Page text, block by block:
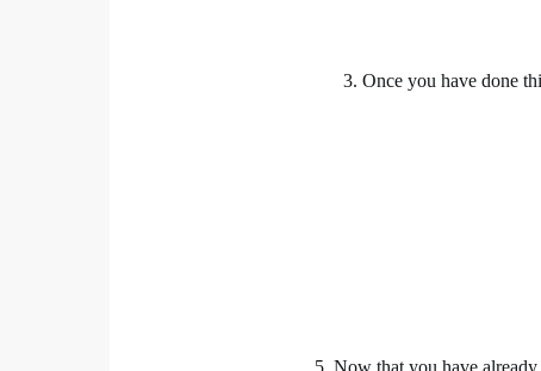
3. Once you have done
5. Now that you have